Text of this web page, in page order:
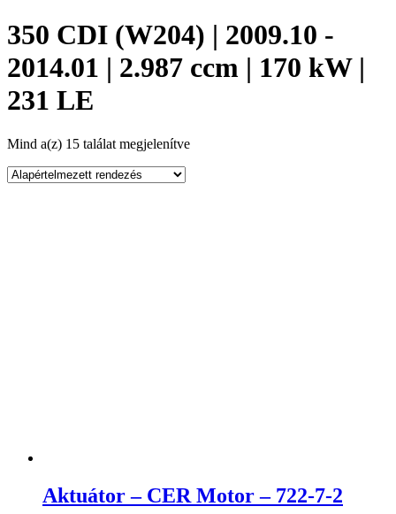
350 CDI (W204) | 2009.10 -
2014.01 | 2.987 ccm | 170 kW |
231 LE
Mind a(z) 15 találat megjelenítve
Aktuátor – CER Motor – 722-7-2